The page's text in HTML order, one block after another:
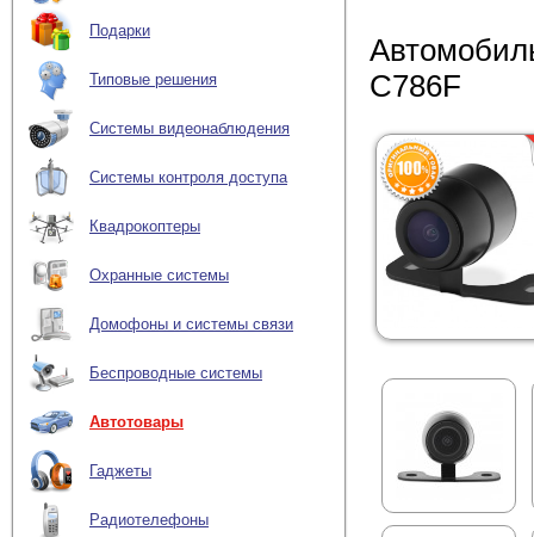
Подарки
Типовые решения
Системы видеонаблюдения
Системы контроля доступа
Квадрокоптеры
Охранные системы
Домофоны и системы связи
Беспроводные системы
Автотовары
Гаджеты
Радиотелефоны
C786F